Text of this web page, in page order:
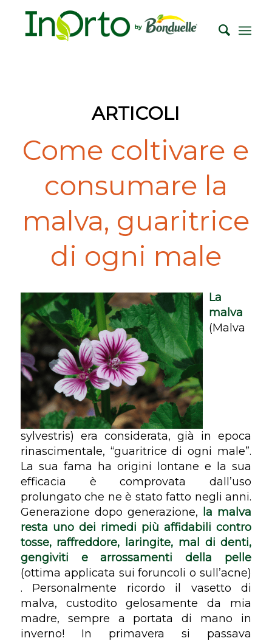
ARTICOLI
Come coltivare e
consumare la
malva, guaritrice
di ogni male
La
malva
(Malva
sylvestris) era considerata, già in epoca
rinascimentale, “guaritrice di ogni male”.
La sua fama ha origini lontane e la sua
efficacia è comprovata dall’uso
prolungato che ne è stato fatto negli anni.
Generazione dopo generazione, la malva
resta uno dei rimedi più affidabili contro
tosse, raffreddore, laringite, mal di denti,
gengiviti e arrossamenti della pelle
(ottima applicata sui foruncoli o sull’acne)
. Personalmente ricordo il vasetto di
malva, custodito gelosamente da mia
madre, sempre a portata di mano in
inverno! In primavera si passava